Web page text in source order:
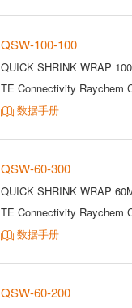
QSW-100-100
QUICK SHRINK WRAP
TE Connectivity Raychem
数据手册
QSW-60-300
QUICK SHRINK WRAP
TE Connectivity Raychem
数据手册
QSW-60-200